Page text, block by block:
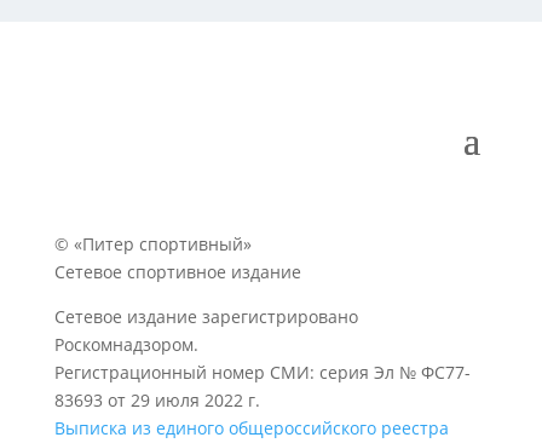
© «Питер спортивный»
Сетевое спортивное издание
Сетевое издание зарегистрировано
Роскомнадзором.
Регистрационный номер СМИ: серия Эл № ФС77-
83693 от 29 июля 2022 г.
Выписка из единого общероссийского реестра